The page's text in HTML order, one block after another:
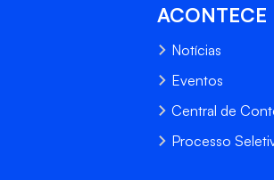
ACONTECE
Notícias
Eventos
Central de
Processo